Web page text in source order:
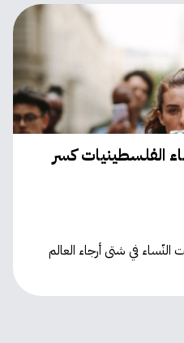
الفلسطينيات كسر
في شتى أرجاء العالم